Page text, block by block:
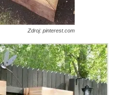
Zdroj: pinterest.com